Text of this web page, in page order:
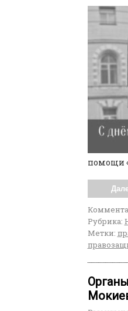
помощи
Рубрика:
Метки: